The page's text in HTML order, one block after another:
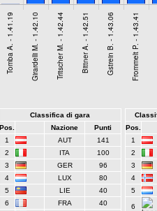
Classifica di gara
Pos.
Nazione
Punti
1
AUT
141
2
ITA
100
3
GER
96
4
LUX
80
5
LIE
40
6
FRA
40
Pos.
1
2
3
4
5
6